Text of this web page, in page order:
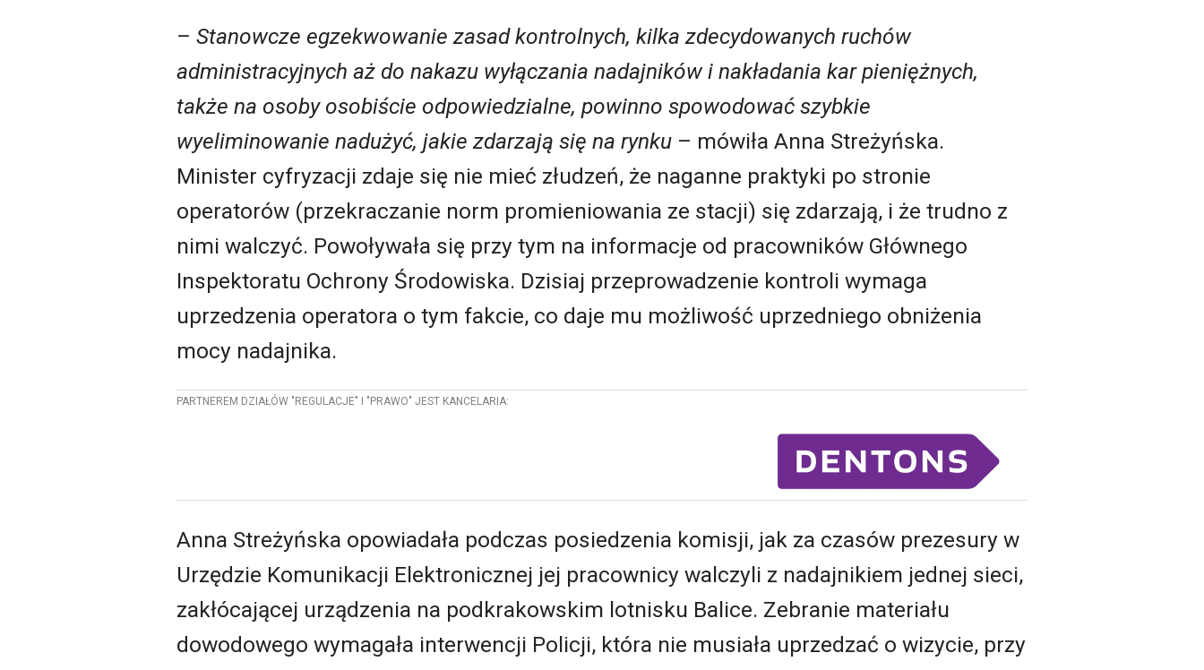
– Stanowcze egzekwowanie zasad kontrolnych, kilka zdecydowanych ruchów
administracyjnych aż do nakazu wyłączania nadajników i nakładania kar pieniężnych,
także na osoby osobiście odpowiedzialne, powinno spowodować szybkie
wyeliminowanie nadużyć, jakie zdarzają się na rynku – mówiła Anna Streżyńska.
Minister cyfryzacji zdaje się nie mieć złudzeń, że naganne praktyki po stronie
operatorów (przekraczanie norm promieniowania ze stacji) się zdarzają, i że trudno z
nimi walczyć. Powoływała się przy tym na informacje od pracowników Głównego
Inspektoratu Ochrony Środowiska. Dzisiaj przeprowadzenie kontroli wymaga
uprzedzenia operatora o tym fakcie, co daje mu możliwość uprzedniego obniżenia
mocy nadajnika.
PARTNEREM DZIAŁÓW "REGULACJE" I "PRAWO" JEST KANCELARIA:
Anna Streżyńska opowiadała podczas posiedzenia komisji, jak za czasów prezesury w
Urzędzie Komunikacji Elektronicznej jej pracownicy walczyli z nadajnikiem jednej sieci,
zakłócającej urządzenia na podkrakowskim lotnisku Balice. Zebranie materiału
dowodowego wymagała interwencji Policji, która nie musiała uprzedzać o wizycie, przy